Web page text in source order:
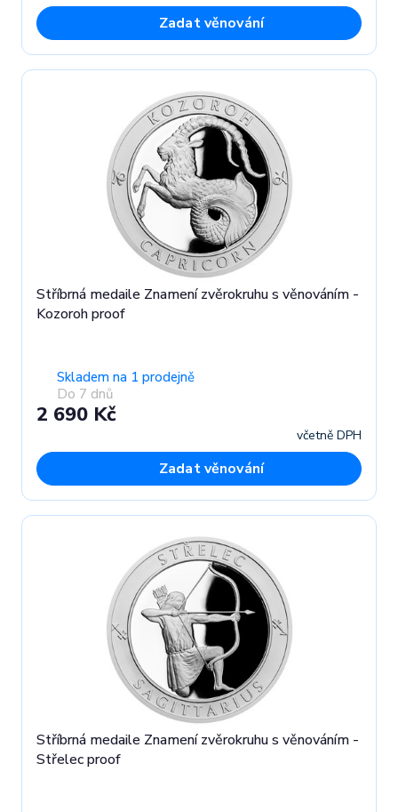
Zadat věnování
Stříbrná medaile Znamení zvěrokruhu s věnováním -
Kozoroh proof
Skladem na 1 prodejně
Do 7 dnů
2 690 Kč
včetně DPH
Zadat věnování
Stříbrná medaile Znamení zvěrokruhu s věnováním -
Střelec proof